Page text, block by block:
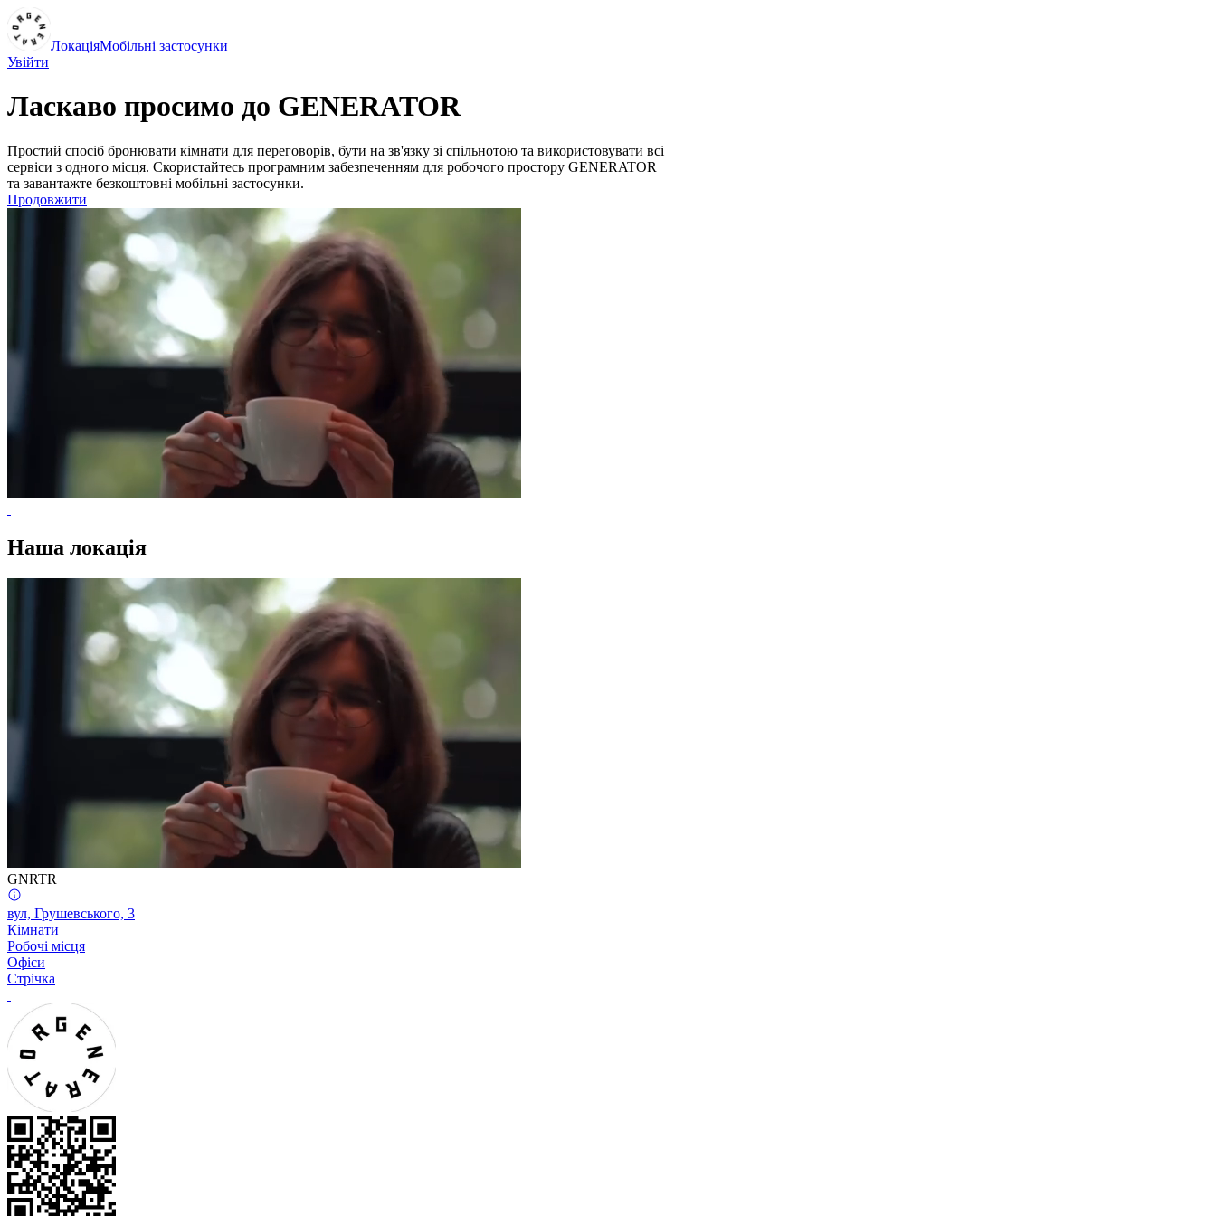
ЛокаціяМобільні застосунки
Увійти
Ласкаво просимо до GENERATOR
Простий спосіб бронювати кімнати для переговорів, бути на зв'язку зі спільнотою та використовувати всі
сервіси з одного місця. Скористайтесь програмним забезпеченням для робочого простору GENERATOR
та завантажте безкоштовні мобільні застосунки.
Продовжити
Наша локація
GNRTR
вул, Грушевського, 3
Кімнати
Робочі місця
Офіси
Стрічка